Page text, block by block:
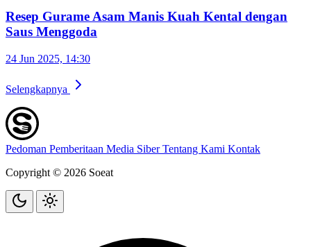
Resep Gurame Asam Manis Kuah Kental dengan
Saus Menggoda
24 Jun 2025, 14:30
Selengkapnya
Pedoman Pemberitaan Media SiberTentang Kami Kontak
Copyright © 2026 Soeat